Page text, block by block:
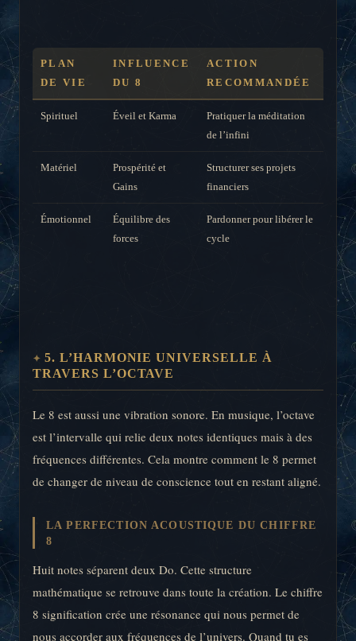
PLAN
DE VIE
INFLUENCE
DU 8
ACTION
RECOMMANDÉE
Spirituel Éveil et Karma
Pratiquer la méditation
de l’infini
Matériel
Prospérité et
Gains
Structurer ses projets
financiers
Émotionnel
Équilibre des
forces
Pardonner pour libérer le
cycle
5. L’HARMONIE UNIVERSELLE À
TRAVERS L’OCTAVE
Le 8 est aussi une vibration sonore. En musique, l’octave
est l’intervalle qui relie deux notes identiques mais à des
fréquences différentes. Cela montre comment le 8 permet
de changer de niveau de conscience tout en restant aligné.
LA PERFECTION ACOUSTIQUE DU CHIFFRE
8
Huit notes séparent deux Do. Cette structure
mathématique se retrouve dans toute la création. Le chiffre
8 signification crée une résonance qui nous permet de
nous accorder aux fréquences de l’univers. Quand tu es